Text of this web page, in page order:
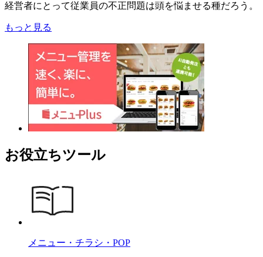
経営者にとって従業員の不正問題は頭を悩ませる種だろう。
もっと見る
お役立ちツール
メニュー・チラシ・POP